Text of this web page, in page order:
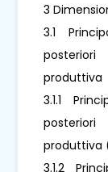
3
3.1
produttiva
3.1.1
produttiva
3.1.2